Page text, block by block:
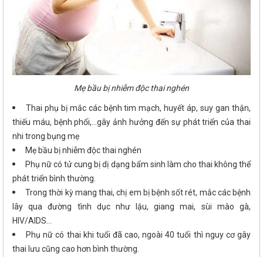
Mẹ bầu bị nhiễm độc thai nghén
Thai phụ bị mắc các bệnh tim mạch, huyết áp, suy gan thận,
thiếu máu, bệnh phổi,…gây ảnh hưởng đến sự phát triển của thai
nhi trong bụng mẹ
Mẹ bầu bị nhiễm độc thai nghén
Phụ nữ có tử cung bị dị dạng bẩm sinh làm cho thai không thể
phát triển bình thường.
Trong thời kỳ mang thai, chị em bị bệnh sốt rét, mắc các bệnh
lây qua đường tình dục như lậu, giang mai, sùi mào gà,
HIV/AIDS…
Phụ nữ có thai khi tuổi đã cao, ngoài 40 tuổi thì nguy cơ gây
thai lưu cũng cao hơn bình thường.